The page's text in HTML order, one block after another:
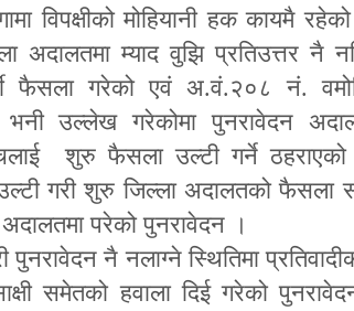
विपक्षीको मोहियानी हक कायमै
अदालतमा म्याद वुझि प्रतिउत्तर
फैसला गरेको एवं अ.वं.२०८ नं.
भनी उल्लेख गरेकोमा पुनरावेदन
चलाई शुरु फैसला उल्टी गर्ने
गरी शुरु जिल्ला अदालतको फैसला
अदालतमा परेको पुनरावेदन ।
नै नलाग्ने स्थितिमा
समेतको हवाला दिई गरेको